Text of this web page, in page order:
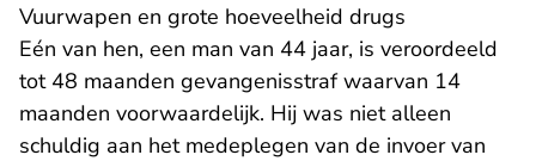
Vuurwapen en grote hoeveelheid drugs
Eén van hen, een man van 44 jaar, is veroordeeld
tot 48 maanden gevangenisstraf waarvan 14
maanden voorwaardelijk. Hij was niet alleen
schuldig aan het medeplegen van de invoer van